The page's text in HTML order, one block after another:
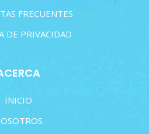
FRECUENTES
DE PRIVACIDAD
INICIO